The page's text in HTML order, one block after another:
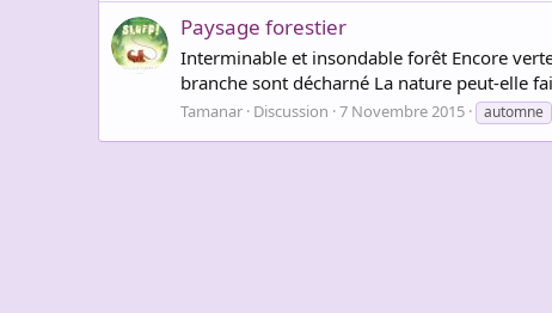
Paysage forestier
Interminable et insondable forêt Encore
branche sont décharné La nature peut-elle
Tamanar Discussion 7 Novembre 2015 automne